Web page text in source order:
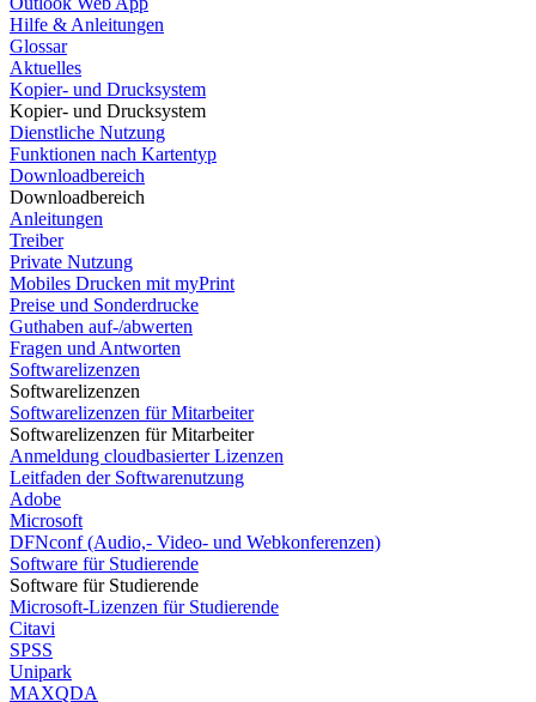
Hilfe & Anleitungen
Glossar
Aktuelles
Kopier- und Drucksystem
Kopier- und Drucksystem
Dienstliche Nutzung
Funktionen nach Kartentyp
Downloadbereich
Downloadbereich
Anleitungen
Treiber
Private Nutzung
Mobiles Drucken mit myPrint
Preise und Sonderdrucke
Guthaben auf-/abwerten
Fragen und Antworten
Softwarelizenzen
Softwarelizenzen
Softwarelizenzen für Mitarbeiter
Softwarelizenzen für Mitarbeiter
Anmeldung cloudbasierter Lizenzen
Leitfaden der Softwarenutzung
Adobe
Microsoft
DFNconf (Audio,- Video- und Webkonferenzen)
Software für Studierende
Software für Studierende
Microsoft-Lizenzen für Studierende
Citavi
SPSS
Unipark
MAXQDA